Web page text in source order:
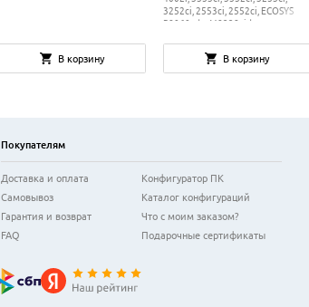
В корзину
3252ci, 2553ci, 2552ci, ECOSYS
P8060cdn, M8228cidn,
В корзину
Покупателям
Доставка и оплата
Самовывоз
Гарантия и возврат
FAQ
Конфигуратор ПК
Каталог конфигураций
Что с моим заказом?
Подарочные сертификаты